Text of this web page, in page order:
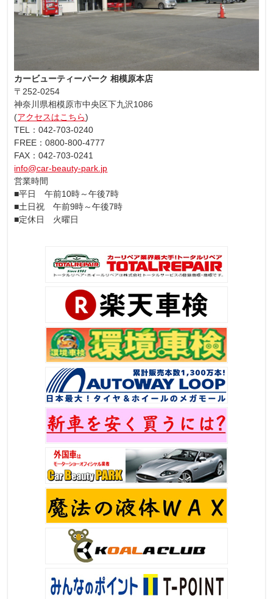
カービューティーパーク 相模原本店
〒252-0254
神奈川県相模原市中央区下九沢1086
(アクセスはこちら)
TEL：042-703-0240
FREE：0800-800-4777
FAX：042-703-0241
info@car-beauty-park.jp
営業時間
■平日 午前10時～午後7時
■土日祝 午前9時～午後7時
■定休日 火曜日